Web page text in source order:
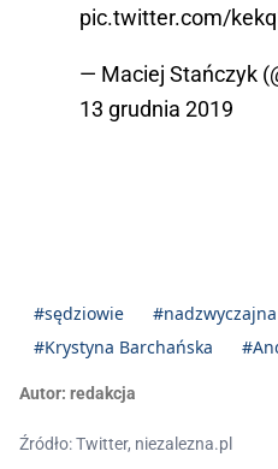
pic.twitter.com/
— Maciej Stańczyk
13 grudnia 2019
#sędziowie
#Krystyna Barchańska
Autor: redakcja
Źródło: Twitter, niezalezna.pl